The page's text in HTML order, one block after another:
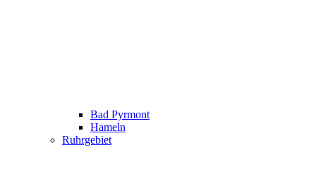
Bad Pyrmont
Hameln
Ruhrgebiet